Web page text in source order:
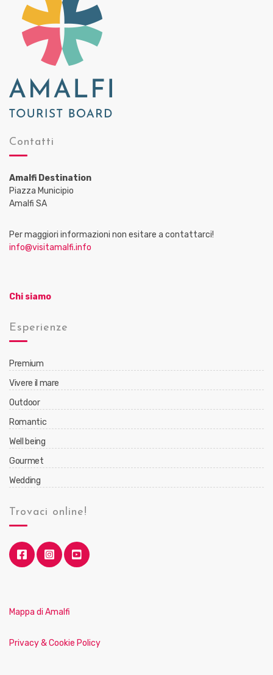
Contatti
Amalfi Destination
Piazza Municipio
Amalfi SA
Per maggiori informazioni non esitare a contattarci!
info@visitamalfi.info
Chi siamo
Esperienze
Premium
Vivere il mare
Outdoor
Romantic
Well being
Gourmet
Wedding
Trovaci online!
Mappa di Amalfi
Privacy & Cookie Policy